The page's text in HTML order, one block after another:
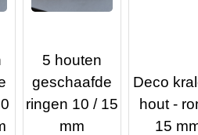
5 houten
geschaafde
ringen 10 / 15
mm
Deco
hout -
15